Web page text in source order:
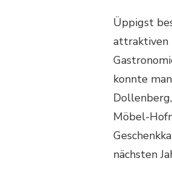
Üppigst
attraktiven
konnte
Möbel-